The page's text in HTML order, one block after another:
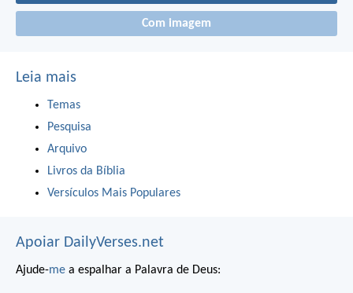
Com imagem
Leia mais
Temas
Pesquisa
Arquivo
Livros da Bíblia
Versículos Mais Populares
Apoiar DailyVerses.net
Ajude-me a espalhar a Palavra de Deus: